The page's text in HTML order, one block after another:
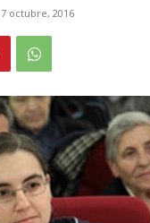
7 octubre, 2016